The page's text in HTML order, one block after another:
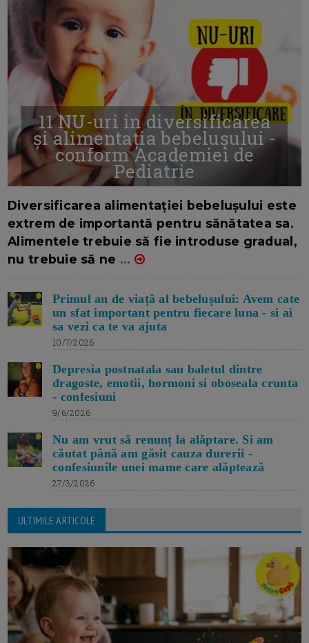
11 NU-uri in diversificarea
și alimentația bebelușului -
conform Academiei de
Pediatrie
Diversificarea alimentației bebelușului este
extrem de importantă pentru sănătatea sa.
Alimentele trebuie să fie introduse gradual,
nu trebuie să ne ...
Primul an de viață al bebelușului: Avem cate
un sfat important pentru fiecare luna - si ai
sa vezi ca te va ajuta
10/7/2026
Depresia postnatala sau baletul dintre
dragoste, emotii, hormoni si oboseala crunta
- confesiuni
9/6/2026
Nu am vrut să renunț la alăptare. Si am
căutat până am găsit cauza durerii -
confesiunile unei mame care alăptează
27/3/2026
ULTIMILE ARTICOLE